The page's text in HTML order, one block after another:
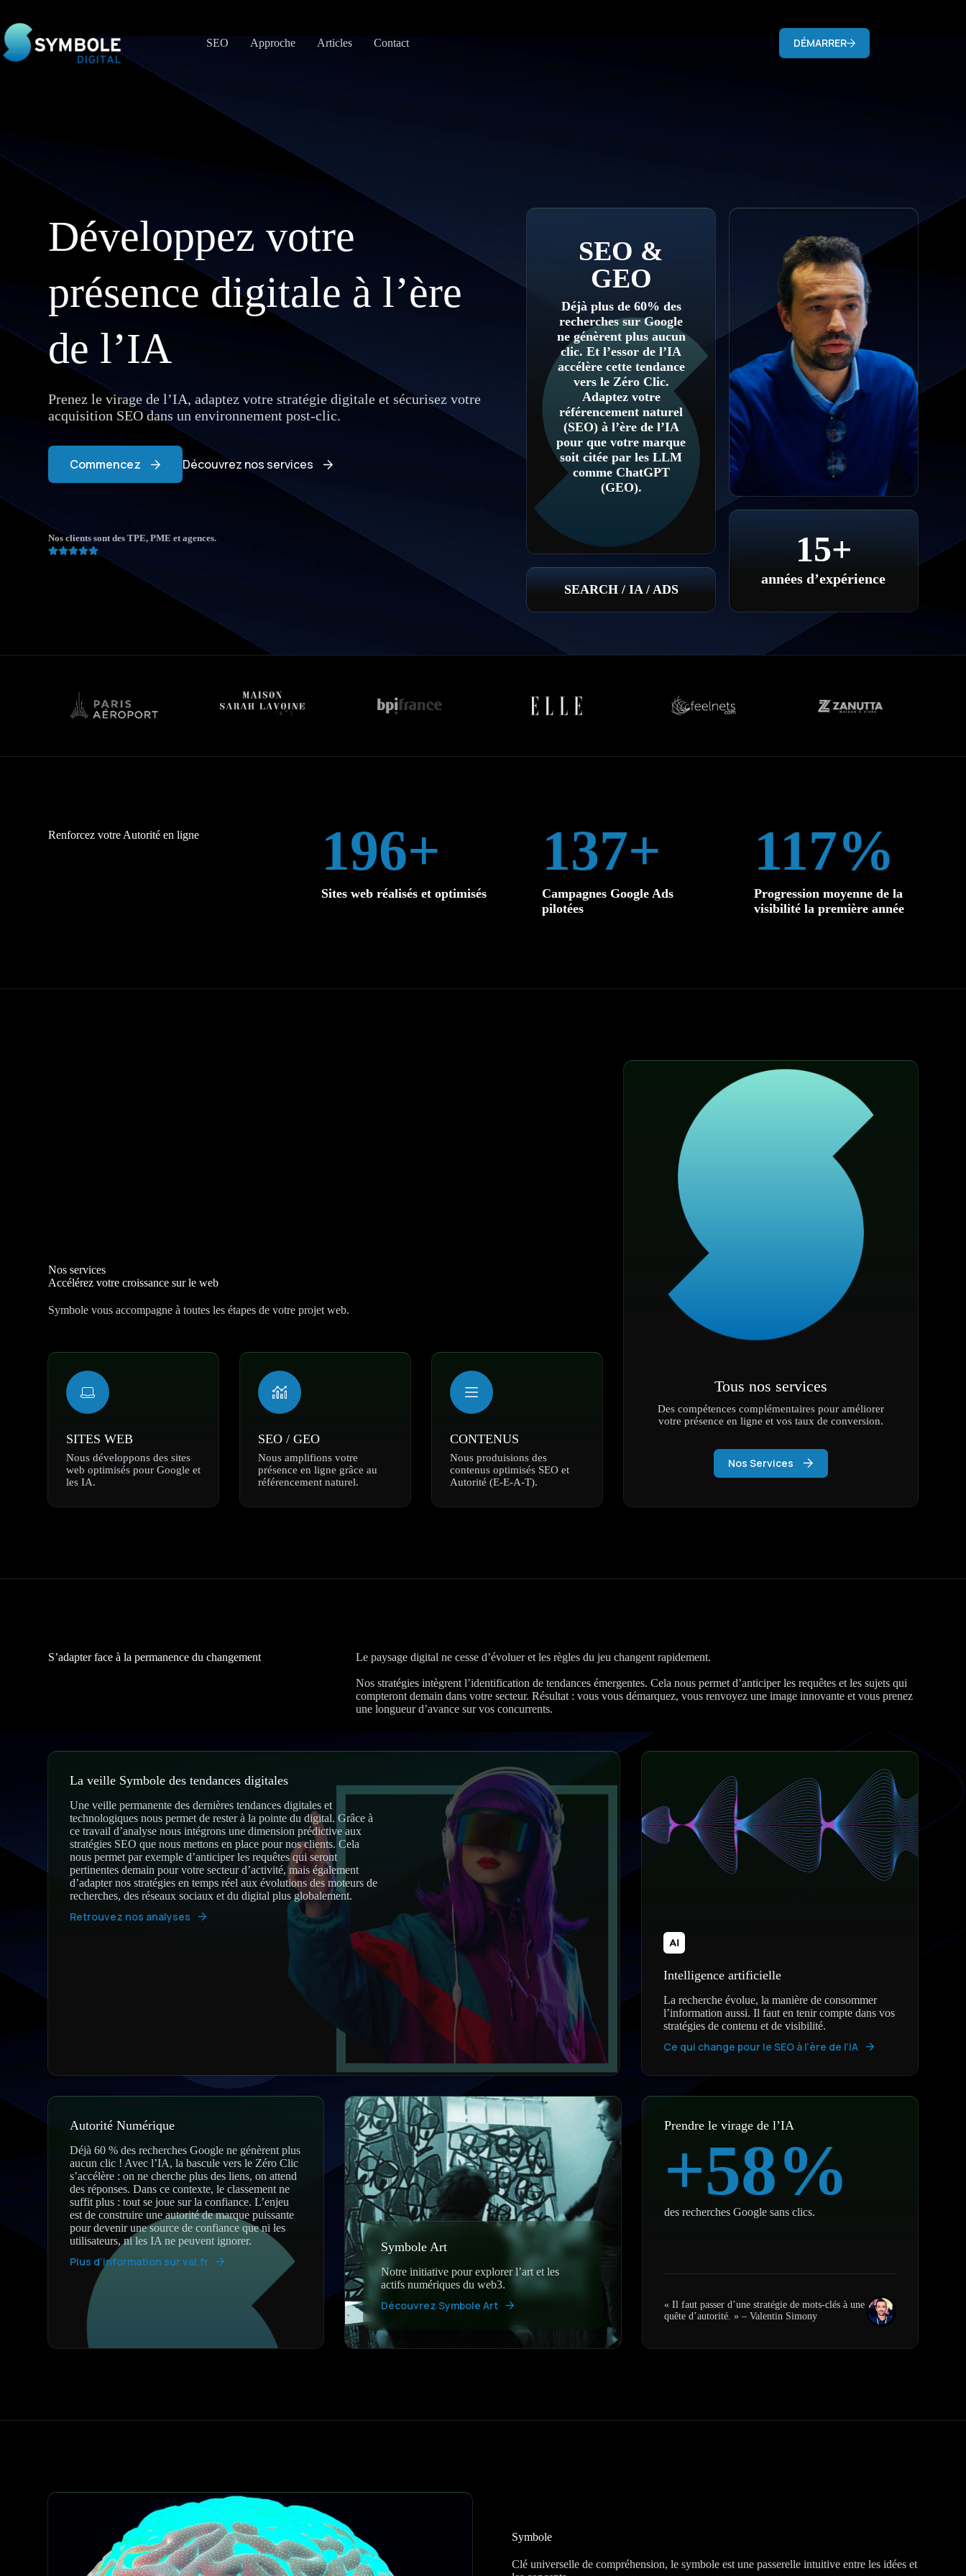
contenu
SEO
Approche Articles Contact DÉMARRER
Développez votre
présence digitale à l’ère
de l’IA
Prenez le virage de l’IA, adaptez votre stratégie digitale et sécurisez votre
acquisition SEO dans un environnement post-clic.
Commencez Découvrez nos services
Nos clients sont des TPE, PME et agences.
SEO &
GEO
Déjà plus de 60% des
recherches sur Google
ne génèrent plus aucun
clic. Et l’essor de l’IA
accélère cette tendance
vers le Zéro Clic.
Adaptez votre
référencement naturel
(SEO) à l’ère de l’IA
pour que votre marque
soit citée par les LLM
comme ChatGPT
(GEO).
SEARCH / IA / ADS
15+
années d’expérience
Renforcez votre Autorité en ligne 200+
Sites web réalisés et optimisés
140+
Campagnes Google Ads
pilotées
120%
Progression moyenne de la
visibilité la première année
Nos services
Accélérez votre croissance sur le web
Symbole vous accompagne à toutes les étapes de votre projet web.
SITES WEB
Nous développons des sites
web optimisés pour Google et
les IA.
SEO / GEO
Nous amplifions votre
présence en ligne grâce au
référencement naturel.
CONTENUS
Nous produisions des
contenus optimisés SEO et
Autorité (E-E-A-T).
Tous nos services
Des compétences complémentaires pour améliorer
votre présence en ligne et vos taux de conversion.
Nos Services
S’adapter face à la permanence du changement Le paysage digital ne cesse d’évoluer et les règles du jeu changent rapidement.
Nos stratégies intègrent l’identification de tendances émergentes. Cela nous permet d’anticiper les requêtes et les sujets qui
compteront demain dans votre secteur. Résultat : vous vous démarquez, vous renvoyez une image innovante et vous prenez
une longueur d’avance sur vos concurrents.
La veille Symbole des tendances digitales
Une veille permanente des dernières tendances digitales et
technologiques nous permet de rester à la pointe du digital. Grâce à
ce travail d’analyse nous intégrons une dimension prédictive aux
stratégies SEO que nous mettons en place pour nos clients. Cela
nous permet par exemple d’anticiper les requêtes qui seront
pertinentes demain pour votre secteur d’activité, mais également
d’adapter nos stratégies en temps réel aux évolutions des moteurs de
recherches, des réseaux sociaux et du digital plus globalement.
Retrouvez nos analyses
Intelligence artificielle
La recherche évolue, la manière de consommer
l’information aussi. Il faut en tenir compte dans vos
stratégies de contenu et de visibilité.
Ce qui change pour le SEO à l’ère de l’IA
Autorité Numérique
Déjà 60 % des recherches Google ne génèrent plus
aucun clic ! Avec l’IA, la bascule vers le Zéro Clic
s’accélère : on ne cherche plus des liens, on attend
des réponses. Dans ce contexte, le classement ne
suffit plus : tout se joue sur la confiance. L’enjeu
est de construire une autorité de marque puissante
pour devenir une source de confiance que ni les
utilisateurs, ni les IA ne peuvent ignorer.
Plus d’information sur val.fr
Symbole Art
Notre initiative pour explorer l’art et les
actifs numériques du web3.
Découvrez Symbole Art
Prendre le virage de l’IA
+60%
des recherches Google sans clics.
« Il faut passer d’une stratégie de mots-clés à une
quête d’autorité. » – Valentin Simony
Symbole
Clé universelle de compréhension, le symbole est une passerelle intuitive entre les idées et